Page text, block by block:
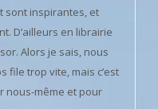
sont inspirantes, et
D’ailleurs en librairie
Alors je sais, nous
file trop vite, mais c’est
nous-même et pour